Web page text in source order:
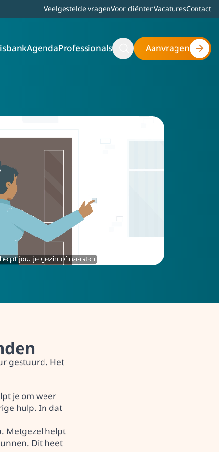
Top bar menu
Veelgestelde vragenVoor cliëntenVacaturesContact
vragen
veelgestelde vragen en vind het
jouw vragen.
AgendaProfessionals Aanvragen
gestuurd. Het
je om weer
hulp. In dat
Metgezel helpt
Dit heet